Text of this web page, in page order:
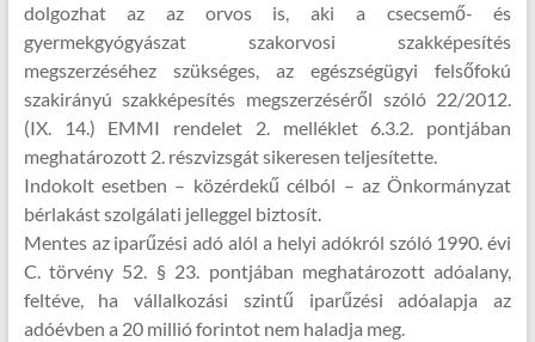
dolgozhat az az orvos is, aki a csecsemő- és
gyermekgyógyászat szakorvosi szakképesítés
megszerzéséhez szükséges, az egészségügyi felsőfokú
szakirányú szakképesítés megszerzéséről szóló 22/2012.
(IX. 14.) EMMI rendelet 2. melléklet 6.3.2. pontjában
meghatározott 2. részvizsgát sikeresen teljesítette.
Indokolt esetben – közérdekű célból – az Önkormányzat
bérlakást szolgálati jelleggel biztosít.
Mentes az iparűzési adó alól a helyi adókról szóló 1990. évi
C. törvény 52. § 23. pontjában meghatározott adóalany,
feltéve, ha vállalkozási szintű iparűzési adóalapja az
adóévben a 20 millió forintot nem haladja meg.